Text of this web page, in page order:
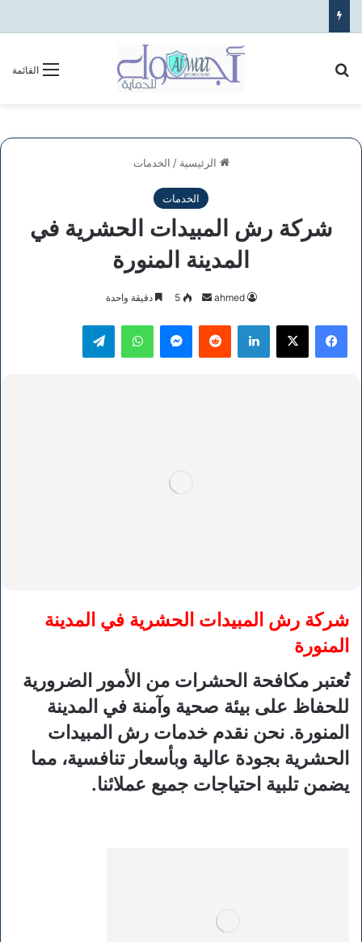
القائمة
الرئيسية / الخدمات
الخدمات
شركة رش المبيدات الحشرية في
المدينة المنورة
ahmed
أرسل
إلكترونيا
5 دقيقة واحدة
فيسبوك ‫X لينكدإن ماسنجر واتساب تيلقرام
شركة رش المبيدات الحشرية في المدينة
المنورة
تُعتبر مكافحة الحشرات من الأمور الضرورية
للحفاظ على بيئة صحية وآمنة في المدينة
المنورة. نحن نقدم خدمات رش المبيدات
الحشرية بجودة عالية وبأسعار تنافسية، مما
يضمن تلبية احتياجات جميع عملائنا.